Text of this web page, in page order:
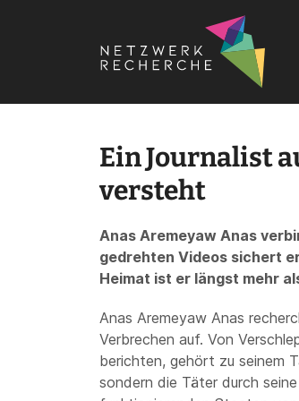
Startseite › Ein Journalist aus Ghana,
Ein Journalist
versteht
Anas Aremeyaw Anas
gedrehten Videos sichert
Heimat ist er längst mehr
Anas Aremeyaw Anas
Verbrechen auf. Von
berichten, gehört zu seinem
sondern die Täter durch